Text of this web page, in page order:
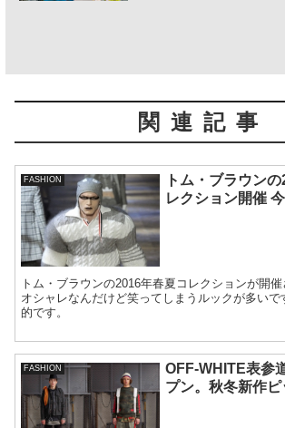
関連記事
FASHION
トム・ブラウン
レクション開催
トム・ブラウンの2016年春夏コレクションが開
オシャレなんだけど笑ってしまうルックが多いで
的です。
FASHION
OFF-WHITE表参
プン。秋冬新作